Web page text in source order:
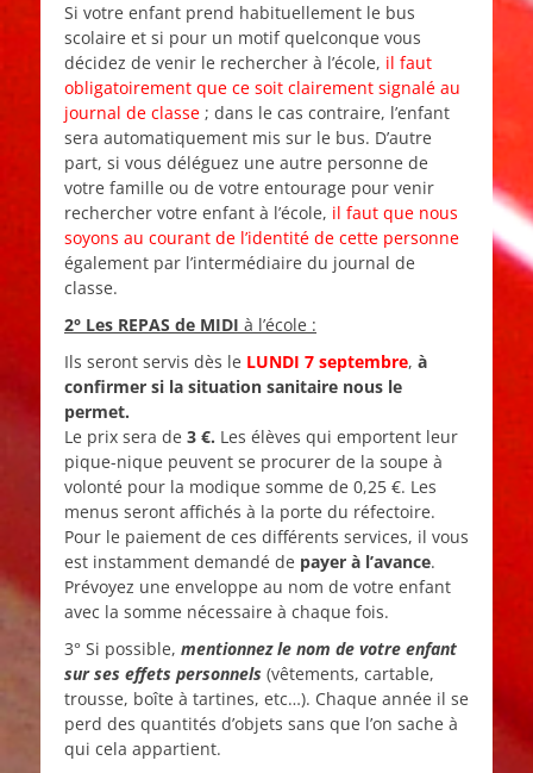
Si votre enfant prend habituellement le bus
scolaire et si pour un motif quelconque vous
décidez de venir le rechercher à l’école, il faut
obligatoirement que ce soit clairement signalé au
journal de classe ; dans le cas contraire, l’enfant
sera automatiquement mis sur le bus. D’autre
part, si vous déléguez une autre personne de
votre famille ou de votre entourage pour venir
rechercher votre enfant à l’école, il faut que nous
soyons au courant de l’identité de cette personne
également par l’intermédiaire du journal de
classe.
2° Les REPAS de MIDI à l’école :
Ils seront servis dès le LUNDI 7 septembre, à
confirmer si la situation sanitaire nous le
permet.
Le prix sera de 3 €. Les élèves qui emportent leur
pique-nique peuvent se procurer de la soupe à
volonté pour la modique somme de 0,25 €. Les
menus seront affichés à la porte du réfectoire.
Pour le paiement de ces différents services, il vous
est instamment demandé de payer à l’avance.
Prévoyez une enveloppe au nom de votre enfant
avec la somme nécessaire à chaque fois.
3° Si possible, mentionnez le nom de votre enfant
sur ses effets personnels (vêtements, cartable,
trousse, boîte à tartines, etc…). Chaque année il se
perd des quantités d’objets sans que l’on sache à
qui cela appartient.